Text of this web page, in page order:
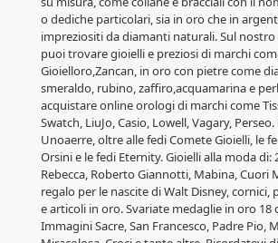
o dediche particolari, sia in oro che in
impreziositi da diamanti naturali. Sul
puoi trovare gioielli e preziosi di marchi
Gioielloro,Zancan, in oro con pietre come
smeraldo, rubino, zaffiro,acquamarina e
acquistare online orologi di marchi come
Swatch, LiuJo, Casio, Lowell, Vagary,
Unoaerre, oltre alle fedi Comete Gioielli, le
Orsini e le fedi Eternity. Gioielli alla moda di:
Rebecca, Roberto Giannotti, Mabina, Cuori
regalo per le nascite di Walt Disney,
e articoli in oro. Svariate medaglie in oro 18
Immagini Sacre, San Francesco, Padre Pio,